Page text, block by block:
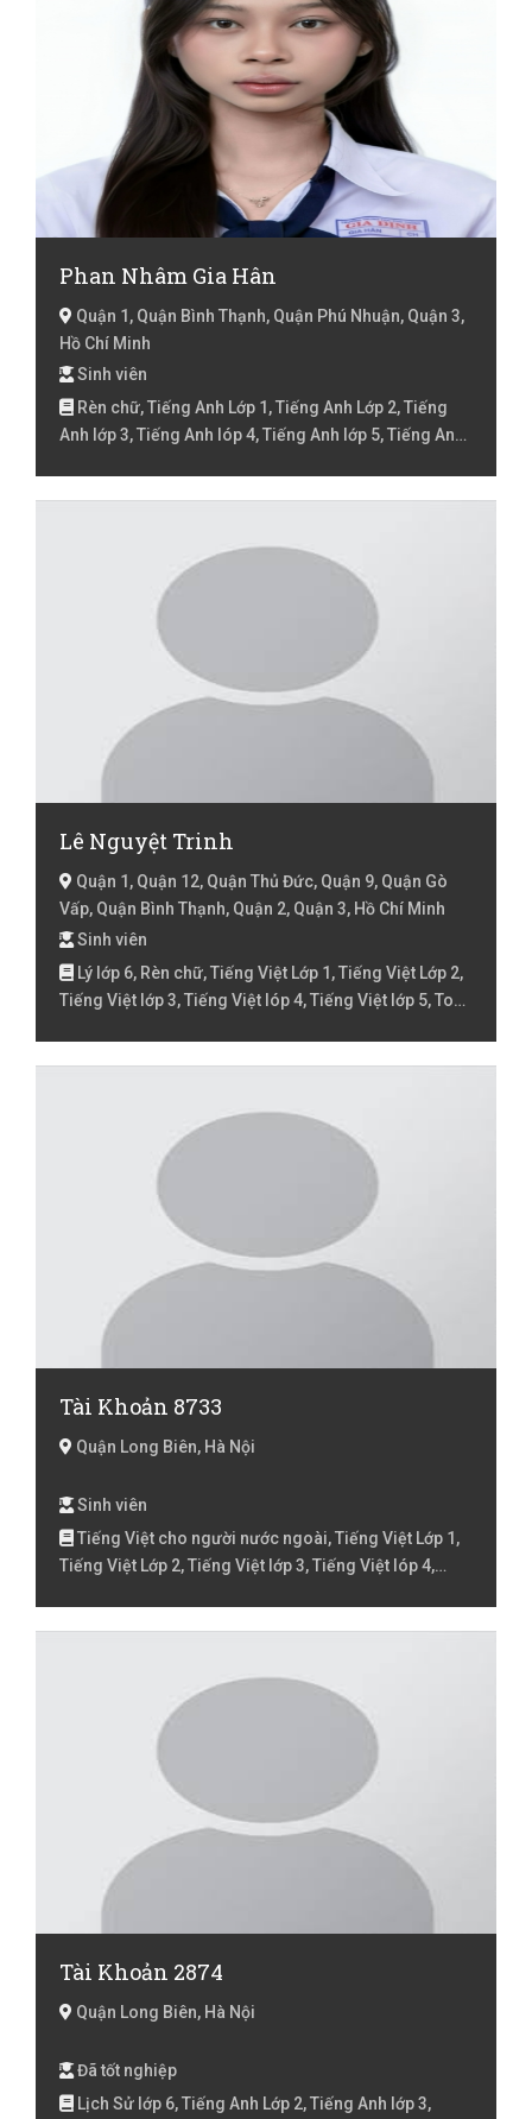
Phan Nhâm Gia Hân
Quận 1, Quận Bình Thạnh, Quận Phú Nhuận, Quận 3,
Hồ Chí Minh
Sinh viên
Rèn chữ, Tiếng Anh Lớp 1, Tiếng Anh Lớp 2, Tiếng
Anh lớp 3, Tiếng Anh lóp 4, Tiếng Anh lớp 5, Tiếng Anh
lớp 5, Toán lớp 6, Toán lớp 7
Lê Nguyệt Trinh
Quận 1, Quận 12, Quận Thủ Đức, Quận 9, Quận Gò
Vấp, Quận Bình Thạnh, Quận 2, Quận 3, Hồ Chí Minh
Sinh viên
Lý lớp 6, Rèn chữ, Tiếng Việt Lớp 1, Tiếng Việt Lớp 2,
Tiếng Việt lớp 3, Tiếng Việt lóp 4, Tiếng Việt lớp 5, Toán
Tài Khoản 8733
Quận Long Biên, Hà Nội
Sinh viên
Tiếng Việt cho người nước ngoài, Tiếng Việt Lớp 1,
Tiếng Việt Lớp 2, Tiếng Việt lớp 3, Tiếng Việt lóp 4,
Tài Khoản 2874
Quận Long Biên, Hà Nội
Đã tốt nghiệp
Lịch Sử lớp 6, Tiếng Anh Lớp 2, Tiếng Anh lớp 3,